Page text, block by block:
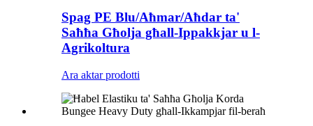
Spag PE Blu/Aħmar/Aħdar ta'
Saħħa Għolja għall-Ippakkjar u l-
Agrikoltura
Ara aktar prodotti